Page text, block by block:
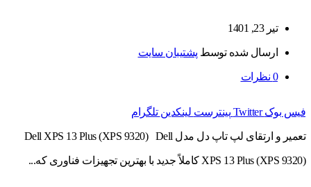
تیر 23, 1401
ارسال شده توسط پشتیبان سایت
0 نظرات
فیس بوک Twitter پینترست لینکدین تلگرام
تعمیر و ارتقای لپ تاپ دل مدل Dell XPS 13 Plus (XPS 9320) Dell
XPS 13 Plus (XPS 9320) کاملاً جدید با بهترین تجهیزات فناوری که...